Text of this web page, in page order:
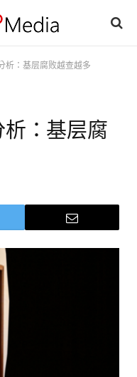
析：基层腐败越查越多
：基层腐